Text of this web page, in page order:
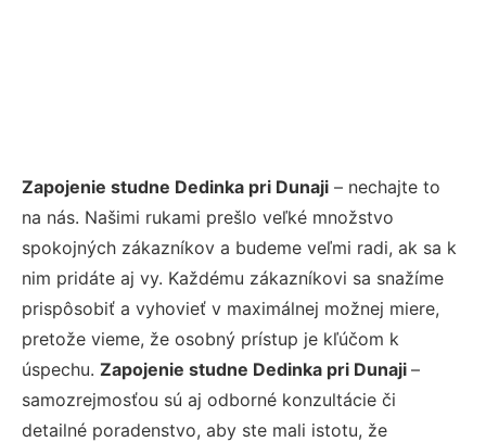
Zapojenie studne Dedinka pri Dunaji – nechajte to
na nás. Našimi rukami prešlo veľké množstvo
spokojných zákazníkov a budeme veľmi radi, ak sa k
nim pridáte aj vy. Každému zákazníkovi sa snažíme
prispôsobiť a vyhovieť v maximálnej možnej miere,
pretože vieme, že osobný prístup je kľúčom k
úspechu. Zapojenie studne Dedinka pri Dunaji –
samozrejmosťou sú aj odborné konzultácie či
detailné poradenstvo, aby ste mali istotu, že